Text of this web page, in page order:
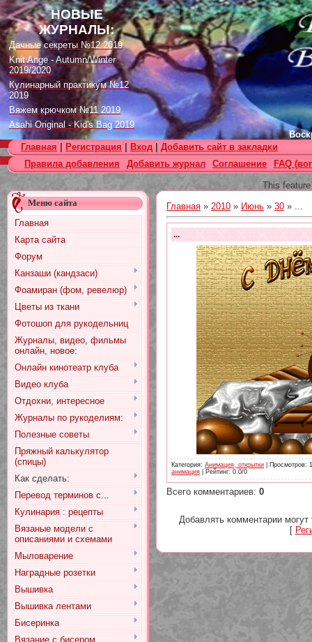
НОВЫЕ
ЖУРНАЛЫ:
Дачные секреты №12 2019
Knit Ange - Autumn/Winter
2019/2020
Кулинарный практикум №12
2019
Вяжем крючком №11 2019
Asahi Original - Kid's Bag 2019
Цветок. Спецвыпуск №4 2019
Designs in Machine Embroidery
№116 2019
Burda Örgü dergisi №2 2019
Loopy Mango Knitting: 34
Fashionable Pieces You Can
Make in a Day
Craft Stamper - January 2020
Главная
Регистрация Вход
Добавить сайт в закладки
Правила добавления
Добавить журнал Соглашение FAQ
This
Меню сайта
Главная
Карта сайта
Форум
Канзаши (кандзаси)
Фоамиран (фом, ревелюр)
Цветы из ткани
Фотошоп для рукодельниц
Журналы, видео, фильмы
онлайн, новое:
Онлайн кинотеатр клуба
Видео клуба
Отдохни, интересное
Журналы по рукоделиям:
Полезные советы
Пряжный калькулятор
(спицы)
Как сделать:
Перевод терминов с...
Кулинария : рецепты
Вязаные модели с
описаниями и схемами
Мыловарение
Наградные розетки
Вышивка
Вышивка лентами
Бисеринка
Вязание с бисером
Главная » 2010 » Июнь » 30 » ...
...
Категория: Анимация, открытки Просмотров:
анимация
Рейтинг: 0.0/0
Всего комментариев: 0
Добавлять комментарии могут
[